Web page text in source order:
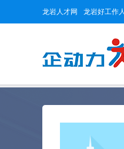
龙岩人才网 龙岩好工作